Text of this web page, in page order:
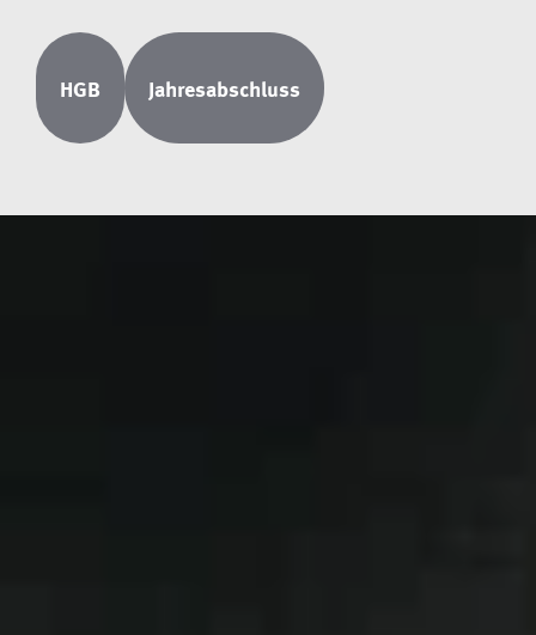
HGB Jahresabschluss